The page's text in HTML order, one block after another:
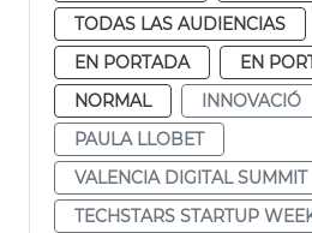
TODAS LAS AUDIENCIAS
EN PORTADA
EN
NORMAL
INNOVACIÓ
PAULA LLOBET
VALENCIA DIGITAL SUMMIT
TECHSTARS STARTUP